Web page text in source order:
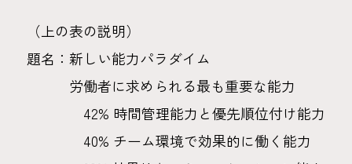
（上の表の説明）
題名：新しい能力パラダイム
労働者に求められる最も重要な能力
42% 時間管理能力と優先順位付け能力
40% チーム環境で効果的に働く能力